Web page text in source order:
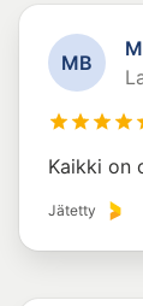
MB
Kaikki on
Jätetty